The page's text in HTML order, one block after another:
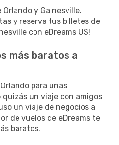
y Gainesville.
y reserva tus billetes de
con eDreams US!
más baratos a
para unas
un viaje con amigos
un viaje de negocios a
de vuelos de eDreams te
baratos.